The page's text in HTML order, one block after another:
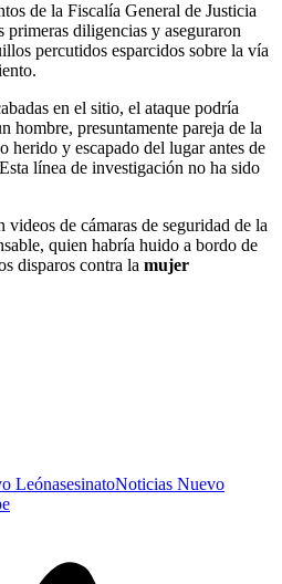
de la Fiscalía General de Justicia
primeras diligencias y aseguraron
percutidos esparcidos sobre la vía
en el sitio, el ataque podría
hombre, presuntamente pareja de la
herido y escapado del lugar antes de
línea de investigación no ha sido
de cámaras de seguridad de la
quien habría huido a bordo de
disparos contra la mujer
LeónasesinatoNoticias Nuevo